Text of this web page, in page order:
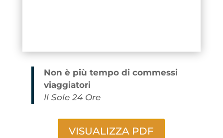
Non è più tempo di commessi
viaggiatori
Il Sole 24 Ore
VISUALIZZA PDF